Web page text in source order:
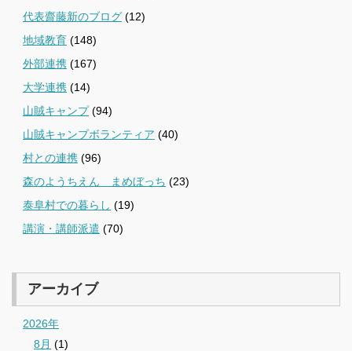
代表齋藤新のブログ (12)
地域教育 (148)
外部連携 (167)
大学連携 (14)
山賊キャンプ(94)
山賊キャンプボランティア (40)
村との連携 (96)
森のようちえん まめぼっち (23)
泰阜村での暮らし (19)
講演・講師派遣 (70)
アーカイブ
2026年
8月 (1)